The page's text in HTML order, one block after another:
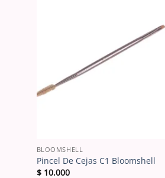
BLOOMSHELL
Pincel De Cejas C1 Bloomshell
$10.000